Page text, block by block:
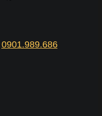
0901.989.686